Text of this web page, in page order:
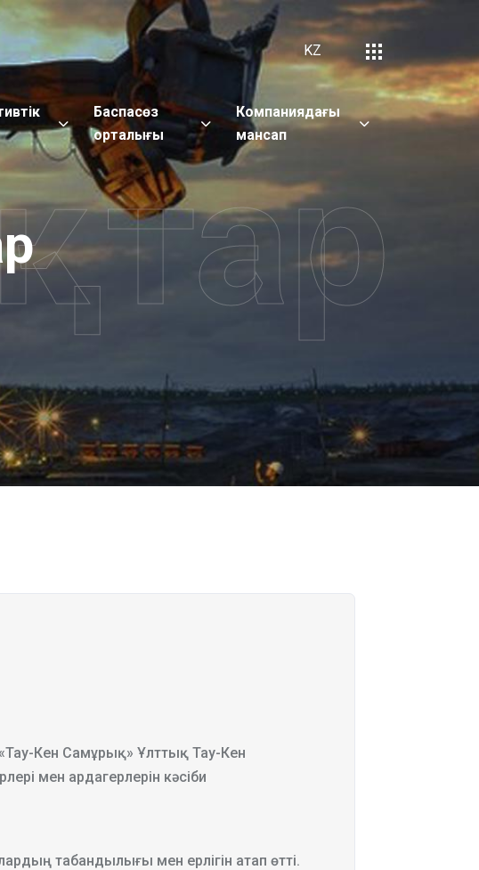
KZ
Баспасөз
орталығы
Компаниядағы
мансап
«Тау-Кен Самұрық» Ұлттық Тау-Кен
мен ардагерлерін кәсіби
табандылығы мен ерлігін атап өтті.